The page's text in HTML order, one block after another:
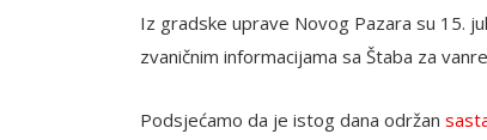
Iz gradske uprave Novog Pazara su 15.
zvaničnim informacijama sa Štaba za
Podsjećamo da je istog dana održan